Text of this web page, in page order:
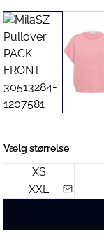
Vælg størrelse
XS
XXL